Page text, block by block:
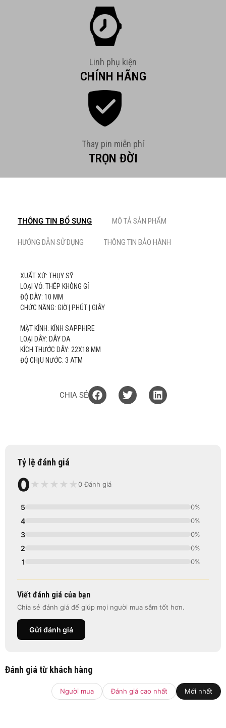
Linh phụ kiện
CHÍNH HÃNG
Thay pin miễn phí
TRỌN ĐỜI
THÔNG TIN BỔ SUNG MÔ TẢ SẢN PHẨM
HƯỚNG DẪN SỬ DỤNG THÔNG TIN BẢO HÀNH
XUẤT XỨ: THỤY SỸ
LOẠI VỎ: THÉP KHÔNG GỈ
ĐỘ DÀY: 10 MM
CHỨC NĂNG: GIỜ | PHÚT | GIÂY
MẶT KÍNH: KÍNH SAPPHIRE
LOẠI DÂY: DÂY DA
KÍCH THƯỚC DÂY: 22X18 MM
ĐỘ CHỊU NƯỚC: 3 ATM
CHIA SẺ
Tỷ lệ đánh giá
0 ★ ★ ★ ★ ★0 Đánh giá
5 0%
4 0%
3 0%
2 0%
1 0%
Viết đánh giá của bạn
Chia sẻ đánh giá để giúp mọi người mua sắm tốt hơn.
Gửi đánh giá
Đánh giá từ khách hàng
Người mua Đánh giá cao nhất Mới nhất